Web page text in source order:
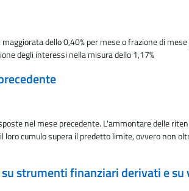
dello 0,40% per mese o frazione di
degli interessi nella misura dello 1,17%
nel mese precedente. L'ammontare delle
cumulo supera il predetto limite, ovvero non
strumenti finanziari derivati e